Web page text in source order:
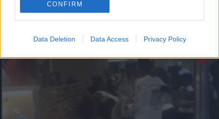
CONFIRM
Data Deletion Data Access Privacy Policy